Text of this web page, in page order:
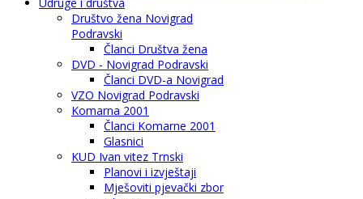
Društvo žena Novigrad
Podravski
Članci Društva žena
DVD - Novigrad Podravski
Članci DVD-a Novigrad
VZO Novigrad Podravski
Komarna 2001
Članci Komarne 2001
Glasnici
KUD Ivan vitez Trnski
Planovi i izvještaji
Mješoviti pjevački zbor